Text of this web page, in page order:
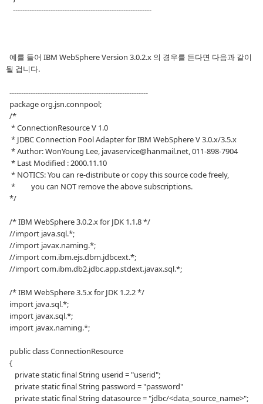
-----------------------------------------------------------
예를 들어 IBM WebSphere Version 3.0.2.x 의 경우를 든다면 다음과 같이
될 겁니다.
-----------------------------------------------------------
package org.jsn.connpool;
/*
* ConnectionResource V 1.0
* JDBC Connection Pool Adapter for IBM WebSphere V 3.0.x/3.5.x
* Author: WonYoung Lee, javaservice@hanmail.net, 011-898-7904
* Last Modified : 2000.11.10
* NOTICS: You can re-distribute or copy this source code freely,
* you can NOT remove the above subscriptions.
*/
/* IBM WebSphere 3.0.2.x for JDK 1.1.8 */
//import java.sql.*;
//import javax.naming.*;
//import com.ibm.ejs.dbm.jdbcext.*;
//import com.ibm.db2.jdbc.app.stdext.javax.sql.*;
/* IBM WebSphere 3.5.x for JDK 1.2.2 */
import java.sql.*;
import javax.sql.*;
import javax.naming.*;
public class ConnectionResource
{
private static final String userid = "userid";
private static final String password = "password"
private static final String datasource = "jdbc/<data_source_name>";